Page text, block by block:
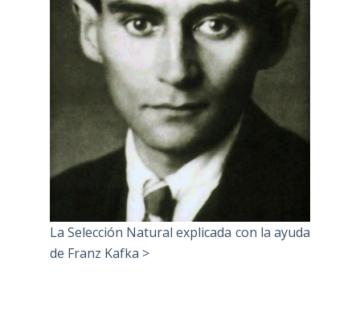
La Selección Natural explicada con la ayuda
de Franz Kafka >